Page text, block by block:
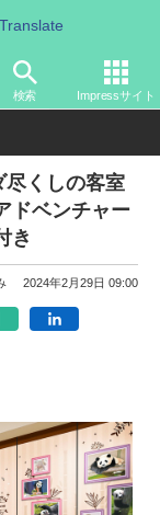
Translate
検索 Impressサイト
宿泊
尽くしの客室
ドベンチャー
き
2024年2月29日 09:00